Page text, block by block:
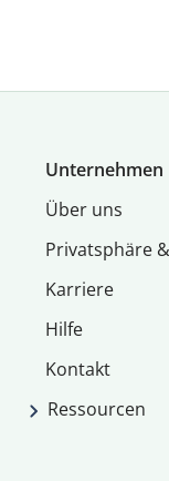
Unternehmen
Über uns
Privatsphäre
Karriere
Hilfe
Kontakt
Ressourcen